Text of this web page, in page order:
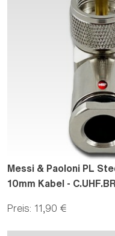
Messi & Paoloni PL
10mm Kabel -
Preis: 11,90 €